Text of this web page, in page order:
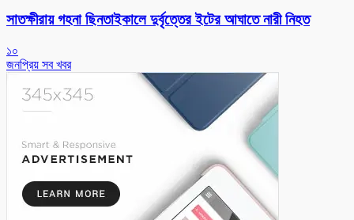
সাতক্ষীরায় গহনা ছিনতাইকালে দুর্বৃত্তের ইটের আঘাতে নারী নিহত
১০
জনপ্রিয় সব খবর